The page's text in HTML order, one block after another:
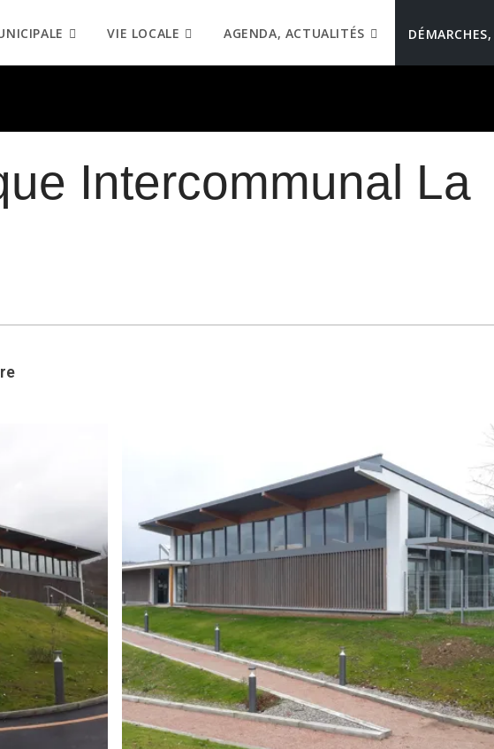
VIE LOCALE AGENDA, ACTUALITÉS
Intercommunal La